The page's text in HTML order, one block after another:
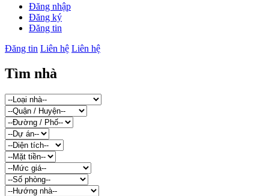
Đăng nhập
Đăng ký
Đăng tin
Đăng tin Liên hệ Liên hệ
Tìm nhà